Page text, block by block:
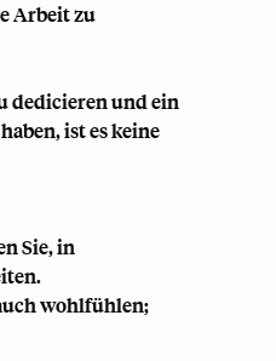
Arbeit zu
dedicieren und ein
ist es keine
Sie, in
wohlfühlen;